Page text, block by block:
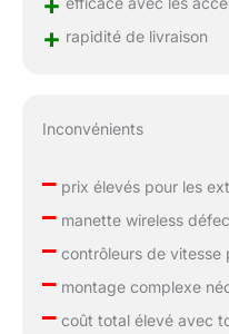
+ rapidité de livraison
Inconvénients
–prix élevés pour les
–manette wireless
–contrôleurs de vitesse
–montage complexe
–coût total élevé avec